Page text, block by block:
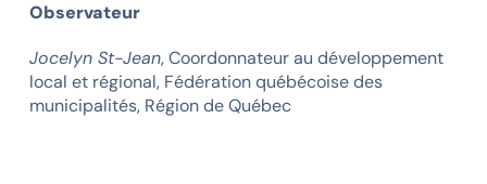
Observateur
Jocelyn St-Jean, Coordonnateur au développement
local et régional, Fédération québécoise des
municipalités, Région de Québec